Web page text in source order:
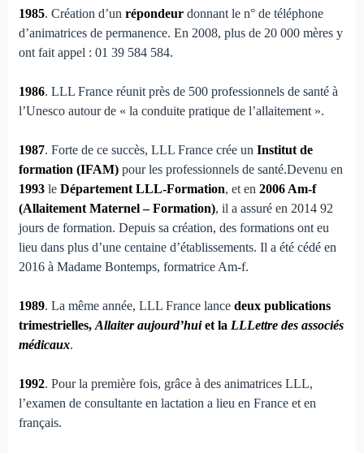
1985. Création d’un répondeurdonnant le n° de téléphone
d’animatrices de permanence. En 2008, plus de 20 000 mères y
ont fait appel : 01 39 584 584.
1986. LLL France réunit près de 500 professionnels de santé à
l’Unesco autour de « la conduite pratique de l’allaitement ».
1987. Forte de ce succès, LLL France crée un Institut de
formation (IFAM)pour les professionnels de santé.Devenu en
1993le Département LLL-Formation, et en 2006 Am-f
(Allaitement Maternel – Formation), il a assuré en 2014 92
jours de formation. Depuis sa création, des formations ont eu
lieu dans plus d’une centaine d’établissements. Il a été cédé en
2016 à Madame Bontemps, formatrice Am-f.
1989. La même année, LLL France lance deux publications
trimestrielles, Allaiter aujourd’huiet la LLLettre des associés
médicaux.
1992. Pour la première fois, grâce à des animatrices LLL,
l’examen de consultante en lactation a lieu en France et en
français.